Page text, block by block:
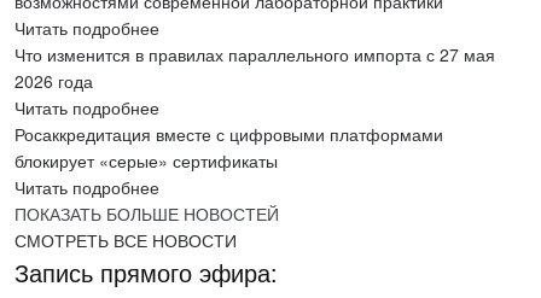
Читать подробнее
Что изменится в правилах параллельного импорта с 27 мая
2026 года
Читать подробнее
Росаккредитация вместе с цифровыми платформами
блокирует «серые» сертификаты
Читать подробнее
ПОКАЗАТЬ БОЛЬШЕ НОВОСТЕЙ
СМОТРЕТЬ ВСЕ НОВОСТИ
Запись прямого эфира: